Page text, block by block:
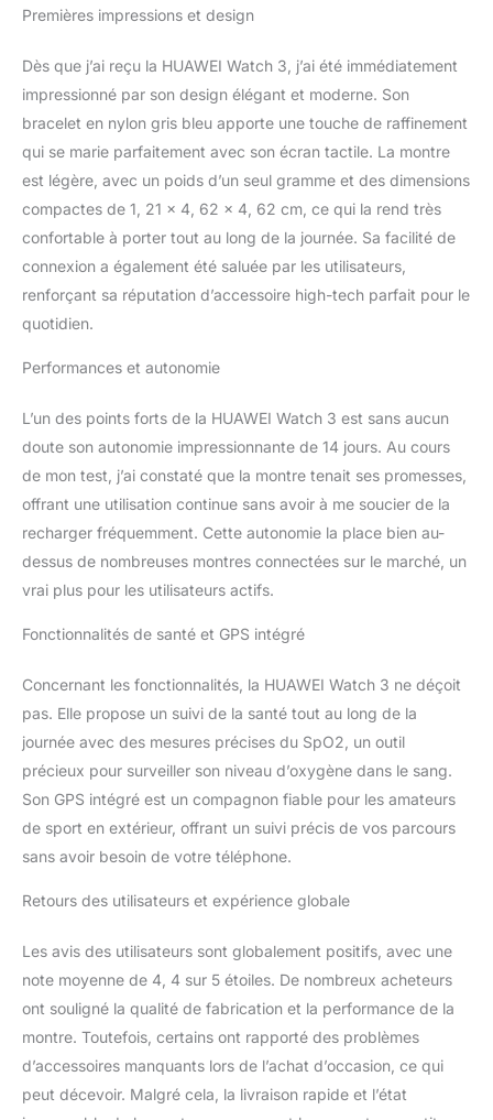
jours d'autonomie en
incroyable utilisation de
14 jours en mode batterie
ultra longue durée
Restez connecté 24h/24,
7j/7 avec les appels
mobiles eSIM qui
permettent à HUAWEI
Watch 3 de fonctionner
comme un appareil de
communication
être connecté à votre
téléphone, en utilisant
existant Suivi de fitness
ultime : découvrez plus
de 100 modes
d'entraînement pour les
sports d'intérieur et
personnalisés, avec
détection automatique
types d'entraînement les
plus courants. Il offre
également un suivi
supérieur des itinéraires
de l'HUAWEI Watch 3 à
l'aide de l'écran tactile
haute réactivité, du
couronne entièrement
accès facile. Tournez la
couronne pour faire
fonctionnalités
d'affichage et les
paramètres de volume
Les cadrans de montre
Premières impressions et design
Dès que j’ai reçu la HUAWEI Watch 3, j’ai été immédiatement
impressionné par son design élégant et moderne. Son
bracelet en nylon gris bleu apporte une touche de raffinement
qui se marie parfaitement avec son écran tactile. La montre
est légère, avec un poids d’un seul gramme et des dimensions
compactes de 1, 21 x 4, 62 x 4, 62 cm, ce qui la rend très
confortable à porter tout au long de la journée. Sa facilité de
connexion a également été saluée par les utilisateurs,
renforçant sa réputation d’accessoire high-tech parfait pour le
quotidien.
Performances et autonomie
L’un des points forts de la HUAWEI Watch 3 est sans aucun
doute son autonomie impressionnante de 14 jours. Au cours
de mon test, j’ai constaté que la montre tenait ses promesses,
offrant une utilisation continue sans avoir à me soucier de la
recharger fréquemment. Cette autonomie la place bien au-
dessus de nombreuses montres connectées sur le marché, un
vrai plus pour les utilisateurs actifs.
Fonctionnalités de santé et GPS intégré
Concernant les fonctionnalités, la HUAWEI Watch 3 ne déçoit
pas. Elle propose un suivi de la santé tout au long de la
journée avec des mesures précises du SpO2, un outil
précieux pour surveiller son niveau d’oxygène dans le sang.
Son GPS intégré est un compagnon fiable pour les amateurs
de sport en extérieur, offrant un suivi précis de vos parcours
sans avoir besoin de votre téléphone.
Retours des utilisateurs et expérience globale
Les avis des utilisateurs sont globalement positifs, avec une
note moyenne de 4, 4 sur 5 étoiles. De nombreux acheteurs
ont souligné la qualité de fabrication et la performance de la
montre. Toutefois, certains ont rapporté des problèmes
d’accessoires manquants lors de l’achat d’occasion, ce qui
peut décevoir. Malgré cela, la livraison rapide et l’état